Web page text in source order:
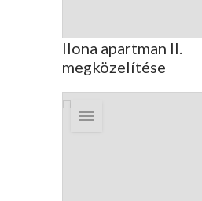
Ilona apartman II.
megközelítése